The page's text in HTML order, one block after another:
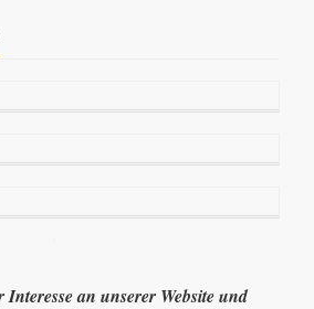
an unserer Website und